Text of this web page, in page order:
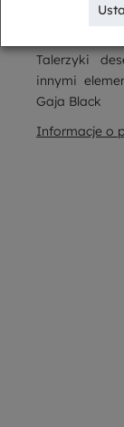
elegancki i
Talerzyki
innymi
Gaja Black
Informacje o